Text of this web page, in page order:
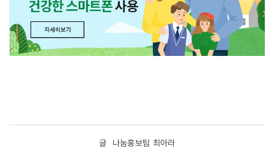
글 나눔홍보팀 최아라